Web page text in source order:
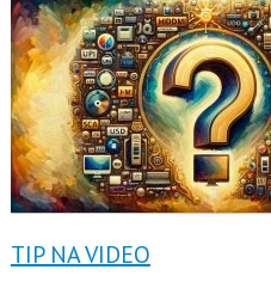
TIP NA VIDEO